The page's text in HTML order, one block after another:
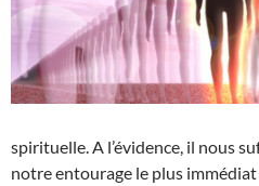
spirituelle. A l’évidence, il nous
notre entourage le plus